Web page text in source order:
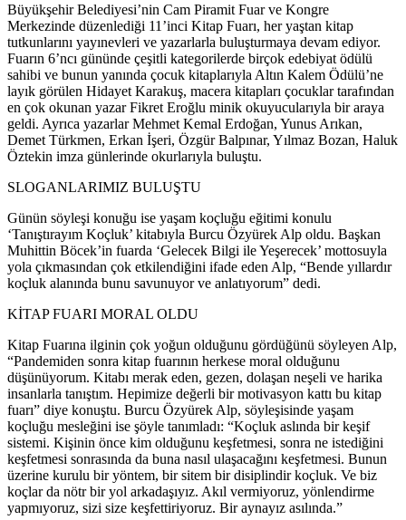
Büyükşehir Belediyesi’nin Cam Piramit Fuar ve Kongre
Merkezinde düzenlediği 11’inci Kitap Fuarı, her yaştan kitap
tutkunlarını yayınevleri ve yazarlarla buluşturmaya devam ediyor.
Fuarın 6’ncı gününde çeşitli kategorilerde birçok edebiyat ödülü
sahibi ve bunun yanında çocuk kitaplarıyla Altın Kalem Ödülü’ne
layık görülen Hidayet Karakuş, macera kitapları çocuklar tarafından
en çok okunan yazar Fikret Eroğlu minik okuyucularıyla bir araya
geldi. Ayrıca yazarlar Mehmet Kemal Erdoğan, Yunus Arıkan,
Demet Türkmen, Erkan İşeri, Özgür Balpınar, Yılmaz Bozan, Haluk
Öztekin imza günlerinde okurlarıyla buluştu.
SLOGANLARIMIZ BULUŞTU
Günün söyleşi konuğu ise yaşam koçluğu eğitimi konulu
‘Tanıştırayım Koçluk’ kitabıyla Burcu Özyürek Alp oldu. Başkan
Muhittin Böcek’in fuarda ‘Gelecek Bilgi ile Yeşerecek’ mottosuyla
yola çıkmasından çok etkilendiğini ifade eden Alp, “Bende yıllardır
koçluk alanında bunu savunuyor ve anlatıyorum” dedi.
KİTAP FUARI MORAL OLDU
Kitap Fuarına ilginin çok yoğun olduğunu gördüğünü söyleyen Alp,
“Pandemiden sonra kitap fuarının herkese moral olduğunu
düşünüyorum. Kitabı merak eden, gezen, dolaşan neşeli ve harika
insanlarla tanıştım. Hepimize değerli bir motivasyon kattı bu kitap
fuarı” diye konuştu. Burcu Özyürek Alp, söyleşisinde yaşam
koçluğu mesleğini ise şöyle tanımladı: “Koçluk aslında bir keşif
sistemi. Kişinin önce kim olduğunu keşfetmesi, sonra ne istediğini
keşfetmesi sonrasında da buna nasıl ulaşacağını keşfetmesi. Bunun
üzerine kurulu bir yöntem, bir sitem bir disiplindir koçluk. Ve biz
koçlar da nötr bir yol arkadaşıyız. Akıl vermiyoruz, yönlendirme
yapmıyoruz, sizi size keşfettiriyoruz. Bir aynayız asılında.”